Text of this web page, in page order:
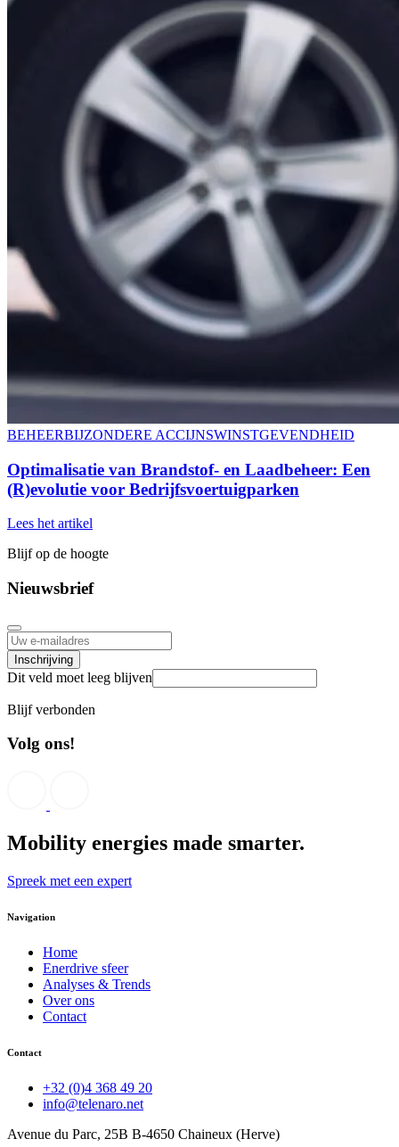
BEHEERBIJZONDERE ACCIJNSWINSTGEVENDHEID
Optimalisatie van Brandstof- en Laadbeheer: Een
(R)evolutie voor Bedrijfsvoertuigparken
Lees het artikel
Blijf op de hoogte
Nieuwsbrief
Inschrijving
Dit veld moet leeg blijven
Blijf verbonden
Volg ons!
Mobility energies made smarter.
Spreek met een expert
Navigation
Home
Enerdrive sfeer
Analyses & Trends
Over ons
Contact
Contact
+32 (0)4 368 49 20
info@telenaro.net
Avenue du Parc, 25B B-4650 Chaineux (Herve)